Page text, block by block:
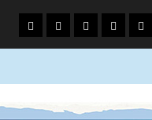
頭
條
財
經
地
方.
文
教.
專
題